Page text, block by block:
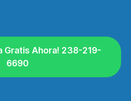
Gratis Ahora! 238-219-
6690